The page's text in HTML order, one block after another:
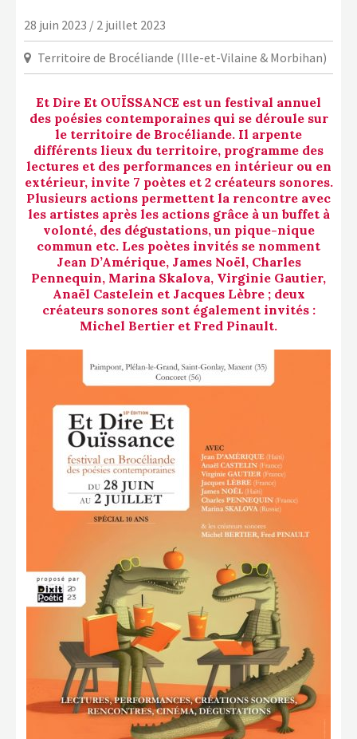
LA CULTURE AVEC LA COPIE
RAPPORT 2019 DE L’ACTION
CULTURELLE
CONTACTS
28 juin 2023 / 2 juillet 2023
Territoire de Brocéliande (Ille-et-Vilaine & Morbihan)
Et Dire Et OUÏSSANCE est un festival annuel
des poésies contemporaines qui se déroule sur
le territoire de Brocéliande. Il arpente
différents lieux du territoire, programme des
lectures et des performances en intérieur ou en
extérieur, invite 7 poètes et 2 créateurs sonores.
Plusieurs actions permettent la rencontre avec
les artistes après les actions grâce à un buffet à
volonté, des dégustations, un pique-nique
commun etc. Les poètes invités se nomment
Jean D’Amérique, James Noël, Charles
Pennequin, Marina Skalova, Virginie Gautier,
Anaël Castelein et Jacques Lèbre ; deux
créateurs sonores sont également invités :
Michel Bertier et Fred Pinault.